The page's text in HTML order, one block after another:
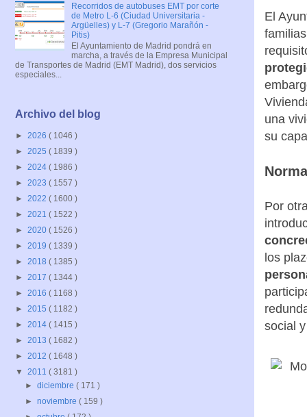
El
una
su
Por
los
social
Recorridos de autobuses EMT por corte
de Metro L-6 (Ciudad Universitaria -
Argüelles) y L-7 (Gregorio Marañón -
Pitis)
El Ayuntamiento de Madrid pondrá en
marcha, a través de la Empresa Municipal
de Transportes de Madrid (EMT Madrid), dos servicios
especiales...
Archivo del blog
► 2026 ( 1046 )
► 2025 ( 1839 )
► 2024 ( 1986 )
► 2023 ( 1557 )
► 2022 ( 1600 )
► 2021 ( 1522 )
► 2020 ( 1526 )
► 2019 ( 1339 )
► 2018 ( 1385 )
► 2017 ( 1344 )
► 2016 ( 1168 )
► 2015 ( 1182 )
► 2014 ( 1415 )
► 2013 ( 1682 )
► 2012 ( 1648 )
▼ 2011 ( 3181 )
►diciembre( 171 )
►noviembre( 159 )